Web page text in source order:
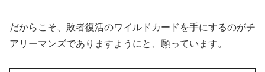
だからこそ、敗者復活のワイルドカードを手にするのがチ
アリーマンズでありますようにと、願っています。